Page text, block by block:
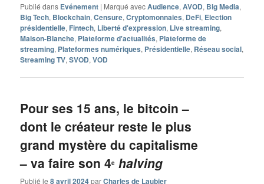
Publié dans Evénement | Marqué avecAudience,AVOD, Big Media,
Big Tech, Blockchain,Censure,Cryptomonnaies, DeFi, Election
présidentielle, Fintech, Liberté d'expression, Live streaming,
Maison-Blanche, Plateforme d'actualités, Plateforme de
streaming, Plateformes numériques, Présidentielle, Réseau social,
Streaming TV,SVOD,VOD
Pour ses 15 ans, le bitcoin –
dont le créateur reste le plus
grand mystère du capitalisme
– va faire son 4e halving
Publié le8 avril 2024parCharles de Laubier